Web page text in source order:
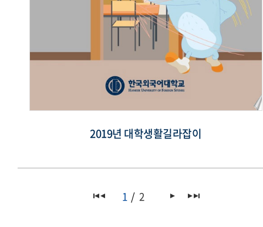
2019년 대학생활길라잡이
1 2